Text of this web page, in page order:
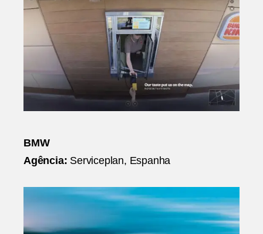
BMW
Agência: Serviceplan, Espanha